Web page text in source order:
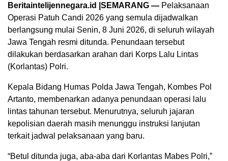
Beritaintelijennegara.id |SEMARANG — Pelaksanaan
Operasi Patuh Candi 2026 yang semula dijadwalkan
berlangsung mulai Senin, 8 Juni 2026, di seluruh wilayah
Jawa Tengah resmi ditunda. Penundaan tersebut
dilakukan berdasarkan arahan dari Korps Lalu Lintas
(Korlantas) Polri.
Kepala Bidang Humas Polda Jawa Tengah, Kombes Pol
Artanto, membenarkan adanya penundaan operasi lalu
lintas tahunan tersebut. Menurutnya, seluruh jajaran
kepolisian daerah masih menunggu instruksi lanjutan
terkait jadwal pelaksanaan yang baru.
“Betul ditunda juga, aba-aba dari Korlantas Mabes Polri,”